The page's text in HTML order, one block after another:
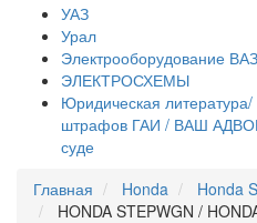
УАЗ
Урал
Электрооборудование ВАЗ
ЭЛЕКТРОСХЕМЫ
Юридическая
штрафов ГАИ / ВАШ
суде
Главная
Honda
Honda
HONDA STEPWGN /